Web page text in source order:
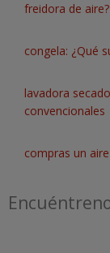
freidora de aire?
congela: ¿Qué
lavadora
convencionales
compras un